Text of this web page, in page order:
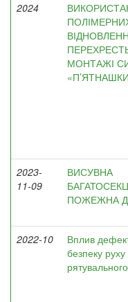
2024
МОНТАЖІ
2023-
11-09
ВИСУВНА
ПОЖЕЖНА
2022-10
Вплив
безпеку